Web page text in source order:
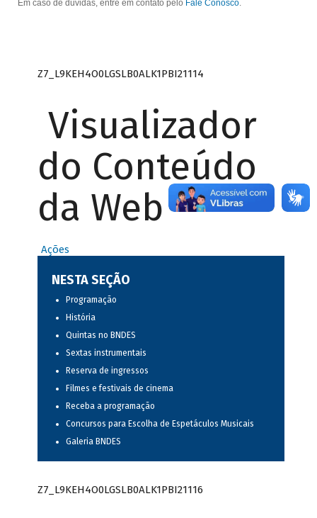
Em caso de dúvidas, entre em contato pelo Fale Conosco.
Z7_L9KEH4O0LGSLB0ALK1PBI21114
Visualizador
do Conteúdo
da Web
Ações
NESTA SEÇÃO
Programação
História
Quintas no BNDES
Sextas instrumentais
Reserva de ingressos
Filmes e festivais de cinema
Receba a programação
Concursos para Escolha de Espetáculos Musicais
Galeria BNDES
Z7_L9KEH4O0LGSLB0ALK1PBI21116